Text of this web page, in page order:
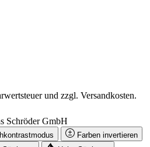
und zzgl. Versandkosten.
Schröder GmbH
Farben invertieren